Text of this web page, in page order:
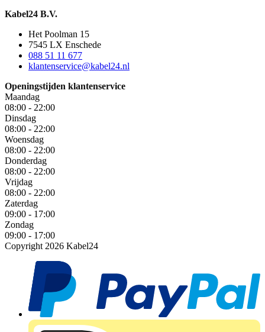
Kabel24 B.V.
Het Poolman 15
7545 LX Enschede
088 51 11 677
klantenservice@kabel24.nl
Openingstijden klantenservice
Maandag
08:00 - 22:00
Dinsdag
08:00 - 22:00
Woensdag
08:00 - 22:00
Donderdag
08:00 - 22:00
Vrijdag
08:00 - 22:00
Zaterdag
09:00 - 17:00
Zondag
09:00 - 17:00
Copyright 2026 Kabel24